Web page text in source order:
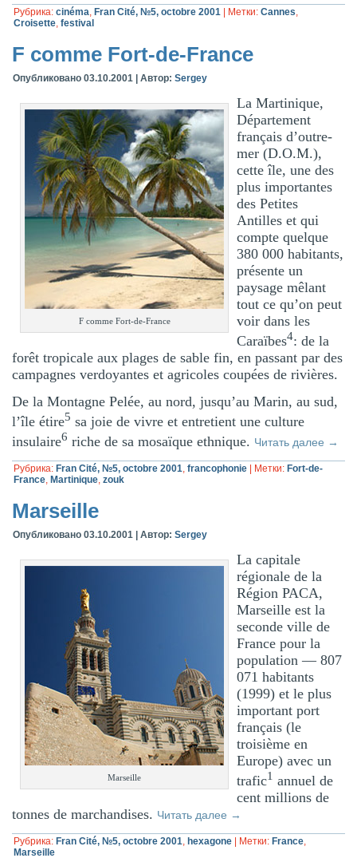
Рубрика: cinéma, Fran Cité, №5, octobre 2001 Метки: Cannes,
Croisette,festival
F comme Fort-de-France
Опубликовано 03.10.2001 |Автор: Sergey
F comme Fort-de-France
La Martinique,
Département
français d’outre-
mer (D.O.M.),
cette île, une des
plus importantes
des Petites
Antilles et qui
compte quelque
380 000 habitants,
présente un
paysage mêlant
tout ce qu’on peut
voir dans les
Caraïbes4: de la
forêt tropicale aux plages de sable fin, en passant par des
campagnes verdoyantes et agricoles coupées de rivières.
De la Montagne Pelée, au nord, jusqu’au Marin, au sud,
l’île étire5 sa joie de vivre et entretient une culture
insulaire6 riche de sa mosaïque ethnique. Читать далее →
Рубрика: Fran Cité, №5, octobre 2001,francophonie Метки: Fort-de-
France, Martinique,zouk
Marseille
Опубликовано 03.10.2001 |Автор: Sergey
Marseille
La capitale
régionale de la
Région PACA,
Marseille est la
seconde ville de
France pour la
population — 807
071 habitants
(1999) et le plus
important port
français (le
troisième en
Europe) avec un
trafic1 annuel de
cent millions de
tonnes de marchandises. Читать далее →
Рубрика: Fran Cité, №5, octobre 2001, hexagone Метки: France,
Marseille